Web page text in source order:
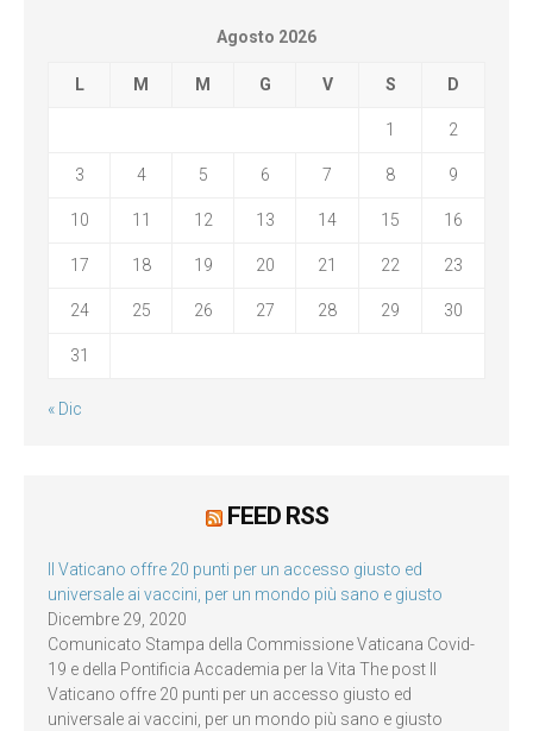
Agosto 2026
L M M G V S D
1 2
3 4 5 6 7 8 9
10 11 12 13 14 15 16
17 18 19 20 21 22 23
24 25 26 27 28 29 30
31
« Dic
FEED RSS
Il Vaticano offre 20 punti per un accesso giusto ed
universale ai vaccini, per un mondo più sano e giusto
Dicembre 29, 2020
Comunicato Stampa della Commissione Vaticana Covid-
19 e della Pontificia Accademia per la Vita The post Il
Vaticano offre 20 punti per un accesso giusto ed
universale ai vaccini, per un mondo più sano e giusto